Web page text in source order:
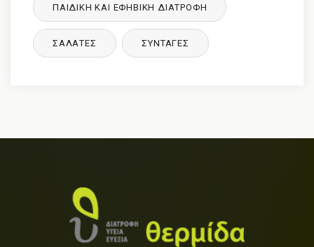
ΠΑΙΔΙΚΉ ΚΑΙ ΕΦΗΒΙΚΉ ΔΙΑΤΡΌΦΉ
ΣΑΛΑΤΕΣ ΣΥΝΤΑΓΈΣ